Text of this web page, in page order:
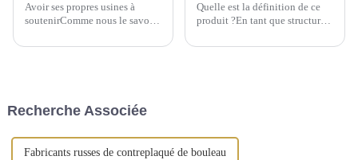
Avoir ses propres usines à
soutenirComme nous le savons
commerce extérieur, les
d'avantages. Cependant, la
situation réelle est que la
Quelle est la définition de ce
produit ?En tant que structure
contreplaqué filmé offre une
Recherche Associée
Fabricants russes de contreplaqué de bouleau